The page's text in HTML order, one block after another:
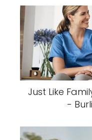
Just Like
-